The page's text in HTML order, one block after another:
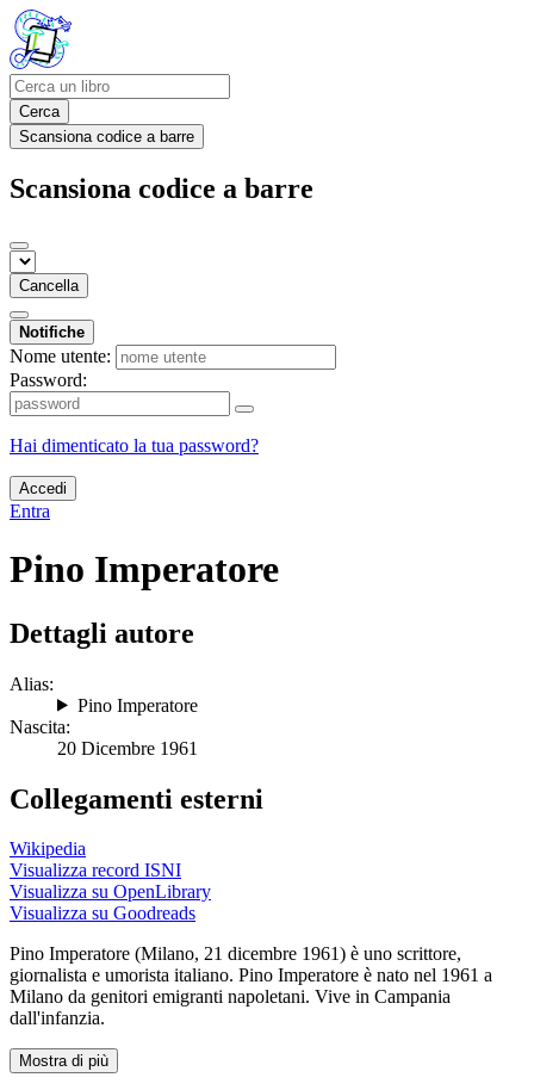
Cerca
Scansiona codice a barre
Scansiona codice a barre
Cancella
Notifiche
Nome utente:
Password:
Hai dimenticato la tua password?
Accedi
Entra
Pino Imperatore
Dettagli autore
Alias:
Pino Imperatore
Nascita:
20 Dicembre 1961
Collegamenti esterni
Wikipedia
Visualizza record ISNI
Visualizza su OpenLibrary
Visualizza su Goodreads
Pino Imperatore (Milano, 21 dicembre 1961) è uno scrittore,
giornalista e umorista italiano. Pino Imperatore è nato nel 1961 a
Milano da genitori emigranti napoletani. Vive in Campania
dall'infanzia.
Mostra di più